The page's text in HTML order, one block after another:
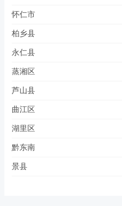
怀仁市
柏乡县
永仁县
蒸湘区
芦山县
曲江区
湖里区
黔东南
景县